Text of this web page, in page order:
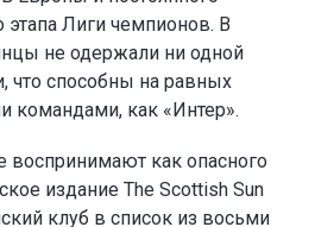
этапа Лиги чемпионов. В
не одержали ни одной
что способны на равных
командами, как «Интер».
воспринимают как опасного
издание The Scottish Sun
клуб в список из восьми